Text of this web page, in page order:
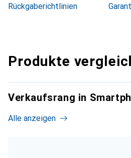
Rückgaberichtlinien
Produkte
Verkaufsrang in
Alle anzeigen